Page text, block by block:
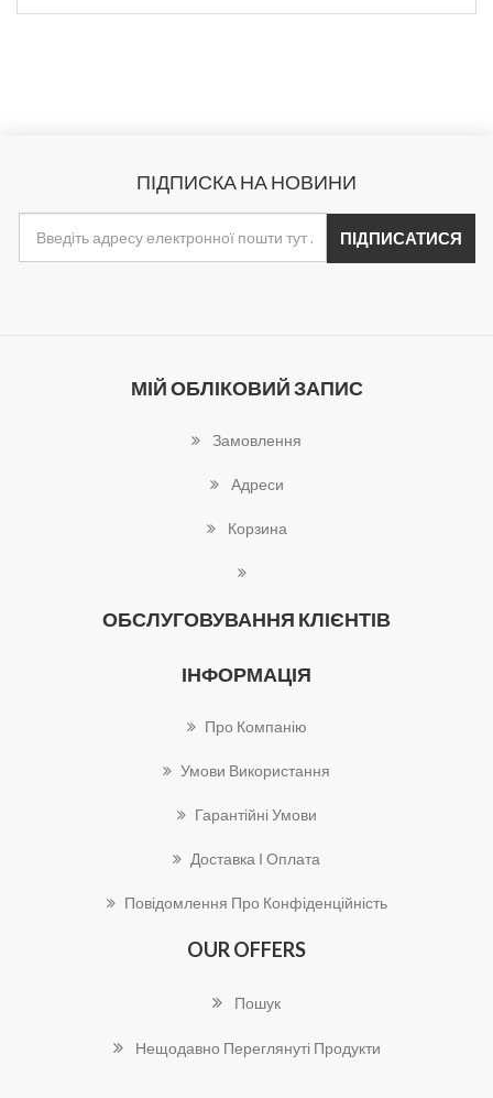
ПІДПИСКА НА НОВИНИ
МІЙ ОБЛІКОВИЙ ЗАПИС
Замовлення
Адреси
Корзина
ОБСЛУГОВУВАННЯ КЛІЄНТІВ
ІНФОРМАЦІЯ
Про Компанію
Умови Використання
Гарантійні Умови
Доставка І Оплата
Повідомлення Про Конфіденційність
OUR OFFERS
Пошук
Нещодавно Переглянуті Продукти